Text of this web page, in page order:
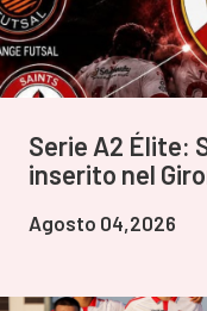
Serie A2 Élite:
inserito nel
Agosto 04,2026